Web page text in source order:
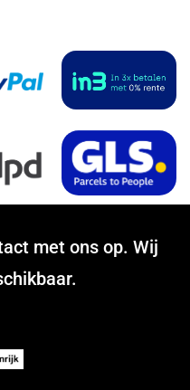
met ons op. Wij